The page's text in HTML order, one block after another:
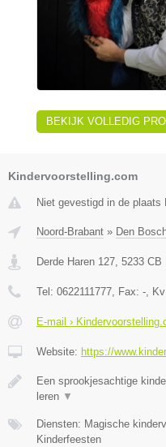
BEKIJK VOLLEDIG
Kindervoorstelling.com
Niet gevestigd in de
Noord-Brabant » Den
Derde Haren 127, 5233 CB
Tel: 0622111777, Fax: -,
E-mail ›
Website: https://
Een sprookjesachtige
leren ▼
Diensten: Magische
Kinderfeesten